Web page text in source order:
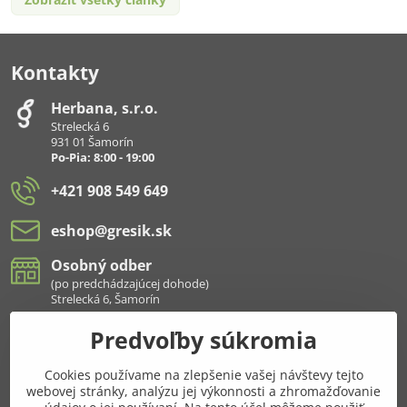
Kontakty
Herbana, s​.r​.o​.
Strelecká 6
931 01 Šamorín
Po-Pia: 8:00 - 19:00
+421 908 549 649
eshop​@gresik​.sk
Osobný odber
(po predchádzajúcej dohode)
Strelecká 6, Šamorín
Všetko k nákupu
Pridajte sa k nám aj na sieťach
Predvoľby súkromia
Cookies používame na zlepšenie vašej návštevy tejto
webovej stránky, analýzu jej výkonnosti a zhromažďovanie